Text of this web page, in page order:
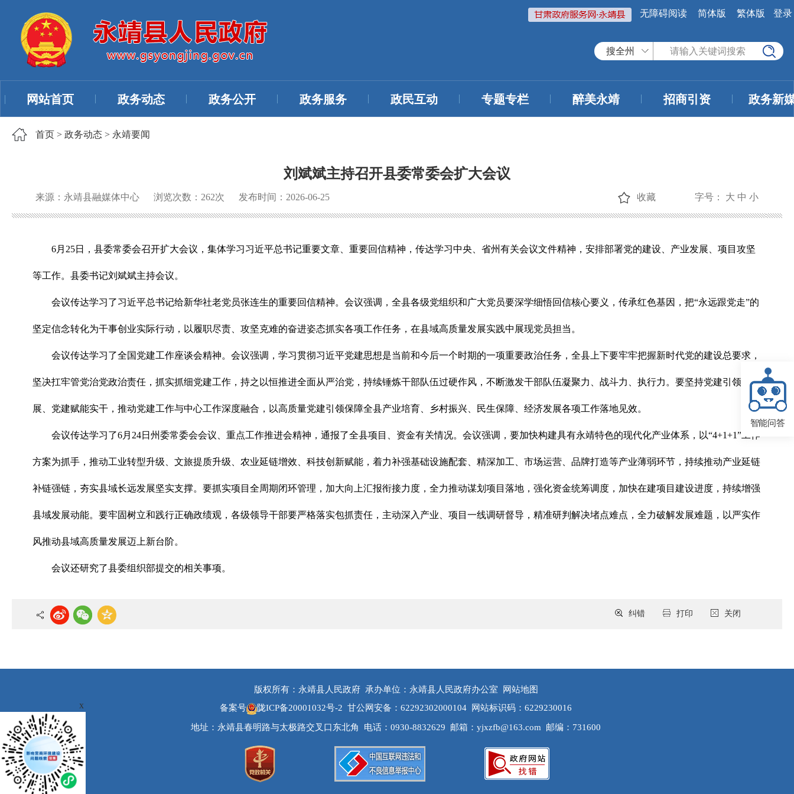
无障碍阅读 简体版 繁体版 登录
搜全州
网站首页 政务动态 政务公开 政务服务 政民互动 专题专栏 醉美永靖 招商引资 政务新
首页 > 政务动态 > 永靖要闻
刘斌斌主持召开县委常委会扩大会议
来源：永靖县融媒体中心 浏览次数： 262次 发布时间：2026-06-25 字号： 大 中 小
收藏
6月25日，县委常委会召开扩大会议，集体学习习近平总书记重要文章、重要回信精神，传达学习中央、省州有关会议文件精神，安排部署党的建设、产业发展、项目攻坚
等工作。县委书记刘斌斌主持会议。
会议传达学习了习近平总书记给新华社老党员张连生的重要回信精神。会议强调，全县各级党组织和广大党员要深学细悟回信核心要义，传承红色基因，把“永远跟党走”的
坚定信念转化为干事创业实际行动，以履职尽责、攻坚克难的奋进姿态抓实各项工作任务，在县域高质量发展实践中展现党员担当。
会议传达学习了全国党建工作座谈会精神。会议强调，学习贯彻习近平党建思想是当前和今后一个时期的一项重要政治任务，全县上下要牢牢把握新时代党的建设总要求，
坚决扛牢管党治党政治责任，抓实抓细党建工作，持之以恒推进全面从严治党，持续锤炼干部队伍过硬作风，不断激发干部队伍凝聚力、战斗力、执行力。要坚持党建引领发
展、党建赋能实干，推动党建工作与中心工作深度融合，以高质量党建引领保障全县产业培育、乡村振兴、民生保障、经济发展各项工作落地见效。
会议传达学习了6月24日州委常委会会议、重点工作推进会精神，通报了全县项目、资金有关情况。会议强调，要加快构建具有永靖特色的现代化产业体系，以“4+1+1”工作
方案为抓手，推动工业转型升级、文旅提质升级、农业延链增效、科技创新赋能，着力补强基础设施配套、精深加工、市场运营、品牌打造等产业薄弱环节，持续推动产业延链
补链强链，夯实县域长远发展坚实支撑。要抓实项目全周期闭环管理，加大向上汇报衔接力度，全力推动谋划项目落地，强化资金统筹调度，加快在建项目建设进度，持续增强
县域发展动能。要牢固树立和践行正确政绩观，各级领导干部要严格落实包抓责任，主动深入产业、项目一线调研督导，精准研判解决堵点难点，全力破解发展难题，以严实作
风推动县域高质量发展迈上新台阶。
会议还研究了县委组织部提交的相关事项。
关闭
打印
纠错
版权所有：永靖县人民政府 承办单位：永靖县人民政府办公室
网站地图
备案号
陇ICP备20001032号-2 甘公网安备：62292302000104 网站标识码：6229230016
地址：永靖县春明路与太极路交叉口东北角 电话：0930-8832629 邮箱：yjxzfb@163.com 邮编：731600
智能问答
x